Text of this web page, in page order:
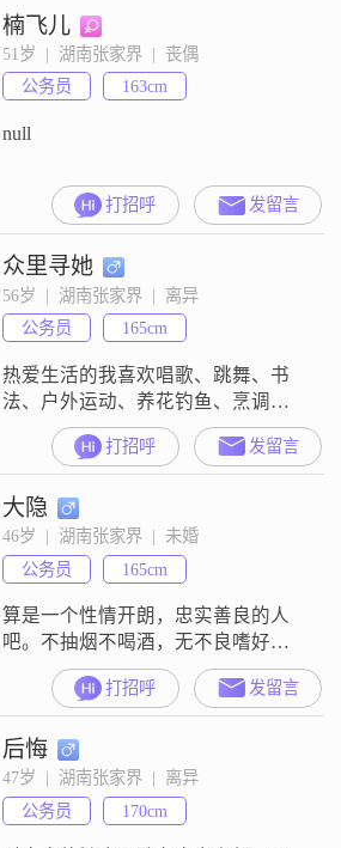
楠飞儿
51岁  |  湖南张家界  |  丧偶
公务员
163cm
null
打招呼 发留言
众里寻她
56岁  |  湖南张家界  |  离异
公务员
165cm
热爱生活的我喜欢唱歌、跳舞、书
法、户外运动、养花钓鱼、烹调等
等，性格豁达，对人真诚，不抽
烟、打牌，朋友聚会偶尔喝点小
酒，希望茫茫人海中寻觅那位通情
达理、温柔娴淑她...
打招呼 发留言
大隐
46岁  |  湖南张家界  |  未婚
公务员
165cm
算是一个性情开朗，忠实善良的人
吧。不抽烟不喝酒，无不良嗜好。
喜爱读书、写作、打球、看电影、
听音乐、旅游……发表出版过一些
东西。现在有些宅，不是在家里就
是在办公室。呵呵，主要是因为没
人陪我去走走逛逛。希望生命中的
另一半早点出现！携子之手,与子偕
老!
打招呼 发留言
后悔
47岁  |  湖南张家界  |  离异
公务员
170cm